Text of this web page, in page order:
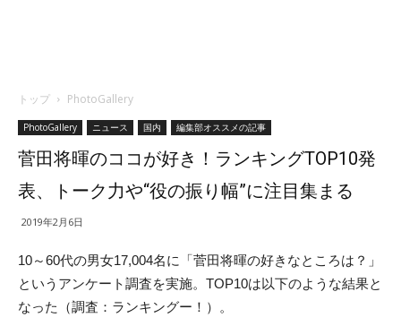
トップ PhotoGallery
PhotoGallery ニュース 国内 編集部オススメの記事
菅田将暉のココが好き！ランキングTOP10発
表、トーク力や“役の振り幅”に注目集まる
2019年2月6日
10～60代の男女17,004名に「菅田将暉の好きなところは？」
というアンケート調査を実施。TOP10は以下のような結果と
なった（調査：ランキングー！）。